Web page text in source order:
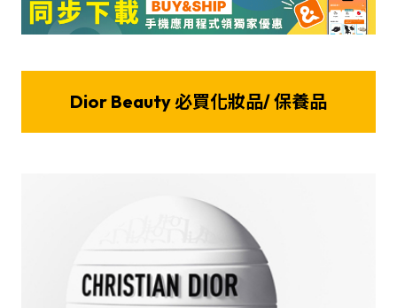
Dior Beauty 必買化妝品/ 保養品